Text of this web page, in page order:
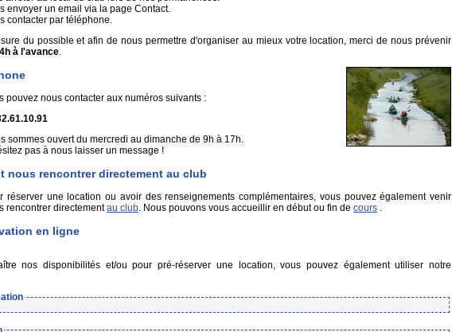
envoyer un email via la page Contact.
contacter par téléphone.
du possible et afin de nous permettre d'organiser au mieux votre location, merci de nous prévenir
à l'avance.
pouvez nous contacter aux numéros suivants :
sommes ouvert du mercredi au dimanche de 9h à 17h.
pas à nous laisser un message !
nous rencontrer directement au club
réserver une location ou avoir des renseignements complémentaires, vous pouvez également venir
rencontrer directementau club. Nous pouvons vous accueillir en début ou fin de cours .
en ligne
nos disponibilités et/ou pour pré-réserver une location, vous pouvez également utiliser notre